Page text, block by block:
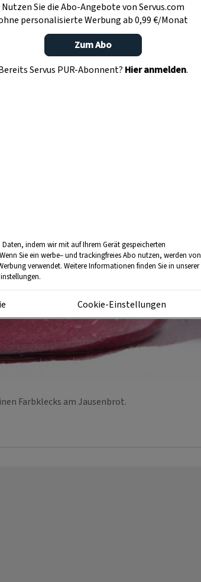
Farbklecks am Jausenbrot.
Nutzen Sie die Abo-Angebote von Servus.com
personalisierte Werbung ab 0,99 €/Monat
Zum Abo
Servus PUR-Abonnent? Hier anmelden.
indem wir mit auf Ihrem Gerät gespeicherten
Sie ein werbe– und trackingfreies Abo nutzen, werden von
verwendet. Weitere Informationen finden Sie in unserer
Cookie-Einstellungen